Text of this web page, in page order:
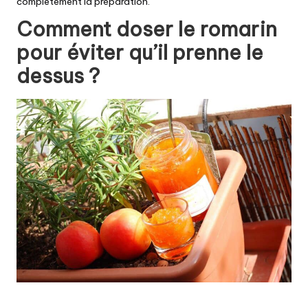
Comment doser le romarin
pour éviter qu’il prenne le
dessus ?